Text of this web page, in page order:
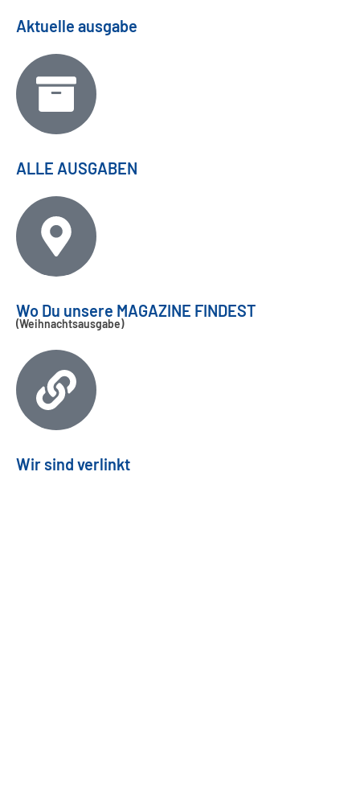
Aktuelle ausgabe
ALLE AUSGABEN
Wo Du unsere MAGAZINE FINDEST
(Weihnachtsausgabe)
Wir sind verlinkt